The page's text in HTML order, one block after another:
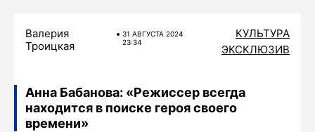
Валерия
Троицкая
31 АВГУСТА 2024
23:34
КУЛЬТУРА
ЭКСКЛЮЗИВ
Анна Бабанова: «Режиссер всегда
находится в поиске героя своего
времени»